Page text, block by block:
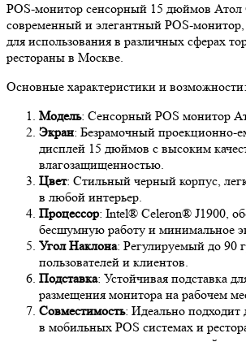
POS-монитор сенсорный 15 дюймов Атол
современный и элегантный POS-
для использования в различных сферах
рестораны в Москве.
Основные характеристики и возможности:
Модель: Сенсорный POS монитор
Экран: Безрамочный проекционно-
дисплей 15 дюймов с высоким
влагозащищенностью.
Цвет: Стильный черный корпус,
в любой интерьер.
Процессор: Intel® Celeron® J1900,
бесшумную работу и минимальное
Угол Наклона: Регулируемый до 90
пользователей и клиентов.
Подставка: Устойчивая подставка
размещения монитора на рабочем
Совместимость: Идеально подходит
в мобильных POS системах и